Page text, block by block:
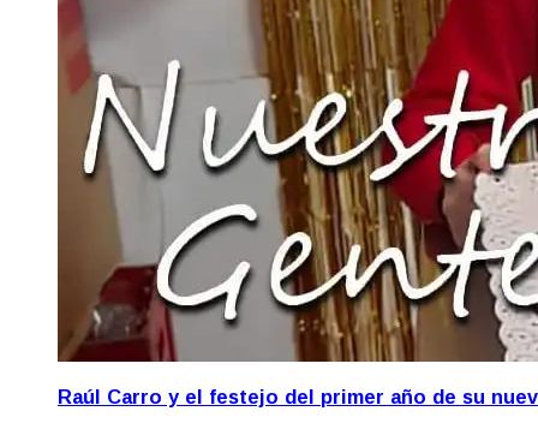
Raúl Carro y el festejo del primer año de su